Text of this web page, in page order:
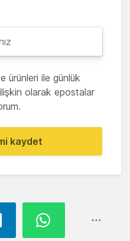
ürünleri ile günlük
olarak epostalar
kaydet